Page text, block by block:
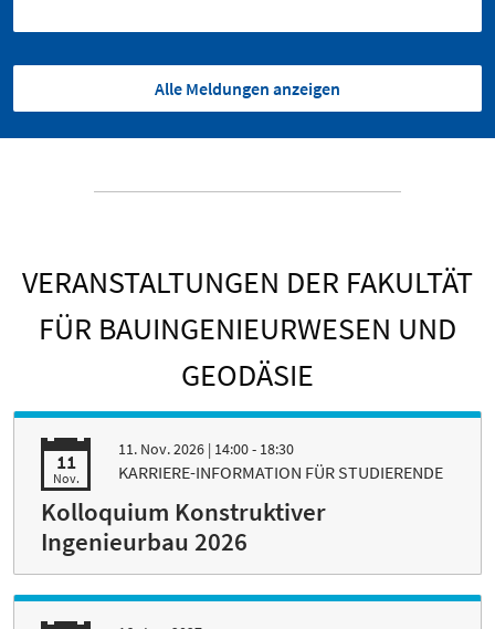
Alle Meldungen anzeigen
VERANSTALTUNGEN DER FAKULTÄT
FÜR BAUINGENIEURWESEN UND
GEODÄSIE
11
Nov.
11. Nov. 2026 | 14:00 - 18:30
KARRIERE-INFORMATION FÜR STUDIERENDE
Kolloquium Konstruktiver
Ingenieurbau 2026